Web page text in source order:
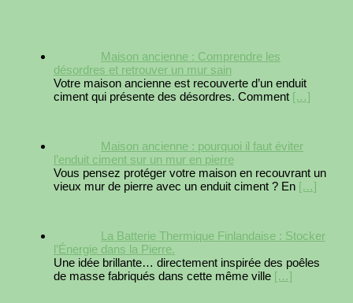
Maison ancienne : Comprendre les
désordres et retrouver un mur sain
Votre maison ancienne est recouverte d’un enduit
ciment qui présente des désordres. Comment […]
Maison ancienne : pourquoi il faut éviter
l’enduit ciment sur un mur en pierre
Vous pensez protéger votre maison en recouvrant un
vieux mur de pierre avec un enduit ciment ? En […]
La Batterie Thermique Finlandaise : Stocker
l’Énergie dans la Pierre.
Une idée brillante… directement inspirée des poêles
de masse fabriqués dans cette même ville […]